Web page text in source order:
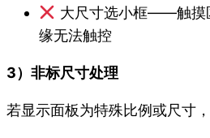
大尺寸选小框——触摸
缘无法触控
3）非标尺寸处理
若显示面板为特殊比例或尺寸